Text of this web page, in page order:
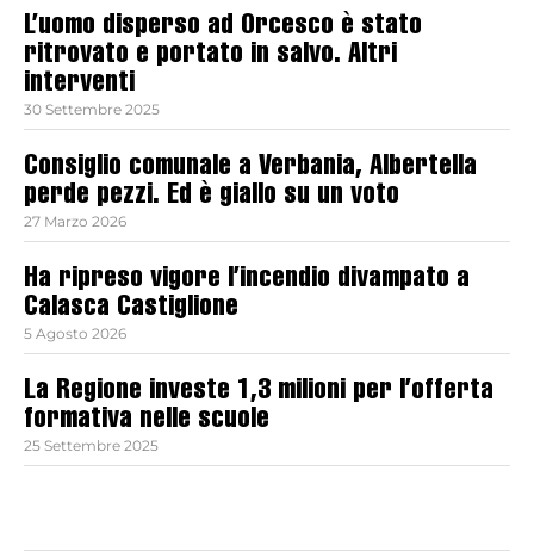
L’uomo disperso ad Orcesco è stato
ritrovato e portato in salvo. Altri
interventi
30 Settembre 2025
Consiglio comunale a Verbania, Albertella
perde pezzi. Ed è giallo su un voto
27 Marzo 2026
Ha ripreso vigore l’incendio divampato a
Calasca Castiglione
5 Agosto 2026
La Regione investe 1,3 milioni per l’offerta
formativa nelle scuole
25 Settembre 2025